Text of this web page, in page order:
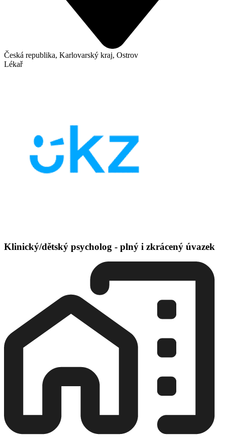
Česká republika, Karlovarský kraj, Ostrov
Lékař
Klinický/dětský psycholog - plný i zkrácený úvazek